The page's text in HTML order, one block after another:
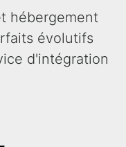
hébergement
évolutifs
d'intégration